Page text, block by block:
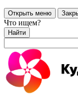
Открыть меню
Что ищем?
Найти